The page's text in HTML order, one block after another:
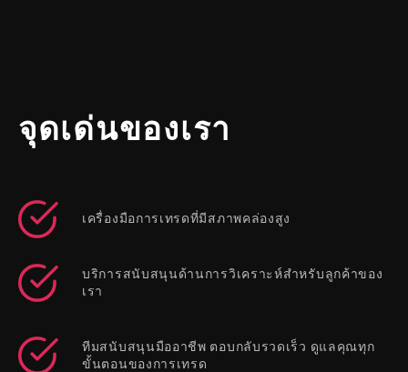
จุดเด่นของเรา
เครื่องมือการเทรดที่มีสภาพคล่องสูง
บริการสนับสนุนด้านการวิเคราะห์สำหรับลูกค้าของ
เรา
ทีมสนับสนุนมืออาชีพ ตอบกลับรวดเร็ว ดูแลคุณทุก
ขั้นตอนของการเทรด